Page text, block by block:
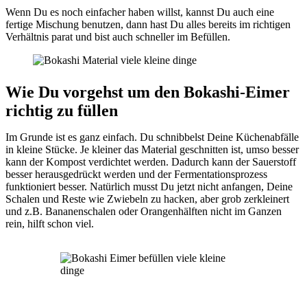
Wenn Du es noch einfacher haben willst, kannst Du auch eine
fertige Mischung benutzen, dann hast Du alles bereits im richtigen
Verhältnis parat und bist auch schneller im Befüllen.
Wie Du vorgehst um den Bokashi-Eimer
richtig zu füllen
Im Grunde ist es ganz einfach. Du schnibbelst Deine Küchenabfälle
in kleine Stücke. Je kleiner das Material geschnitten ist, umso besser
kann der Kompost verdichtet werden. Dadurch kann der Sauerstoff
besser herausgedrückt werden und der Fermentationsprozess
funktioniert besser. Natürlich musst Du jetzt nicht anfangen, Deine
Schalen und Reste wie Zwiebeln zu hacken, aber grob zerkleinert
und z.B. Bananenschalen oder Orangenhälften nicht im Ganzen
rein, hilft schon viel.